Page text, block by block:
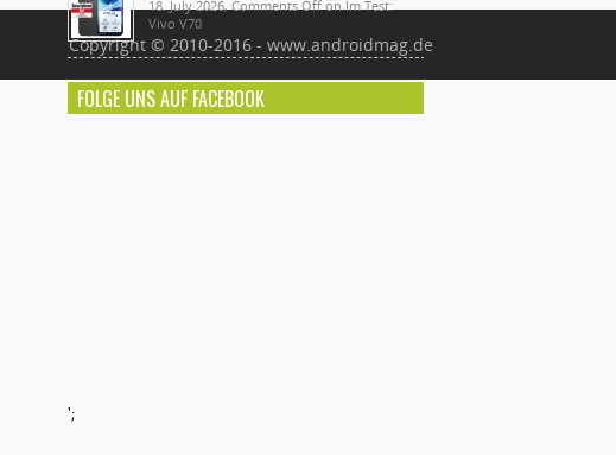
18. July 2026,Comments Offon Im Test:
Vivo V70
FOLGE UNS AUF FACEBOOK
';
Copyright © 2010-2016 - www.androidmag.de